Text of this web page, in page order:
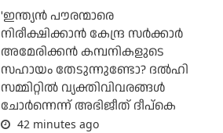
'ഇന്ത്യന്‍ പൗരന്മാരെ
നിരീക്ഷിക്കാന്‍ കേന്ദ്ര സര്‍ക്കാര്‍
അമേരിക്കന്‍ കമ്പനികളുടെ
സഹായം തേടുന്നുണ്ടോ? ദല്‍ഹി
സമ്മിറ്റില്‍ വ്യക്തിവിവരങ്ങള്‍
ചോര്‍ന്നെന്ന് അഭിജീത് ദീപ്‌കെ
42 minutes ago